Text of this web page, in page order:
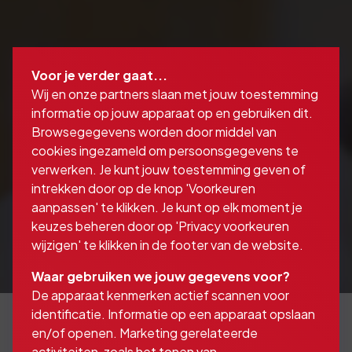
Voor je verder gaat...
Wij en onze partners slaan met jouw toestemming
informatie op jouw apparaat op en gebruiken dit.
Browsegegevens worden door middel van
cookies ingezameld om persoonsgegevens te
verwerken. Je kunt jouw toestemming geven of
intrekken door op de knop 'Voorkeuren
aanpassen' te klikken. Je kunt op elk moment je
keuzes beheren door op 'Privacy voorkeuren
wijzigen' te klikken in de footer van de website.
Waar gebruiken we jouw gegevens voor?
De apparaat kenmerken actief scannen voor
identificatie. Informatie op een apparaat opslaan
en/of openen. Marketing gerelateerde